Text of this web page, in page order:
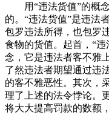
用“违法货值”的概念
的。“违法货值”是违法
包罗违法所得，也包罗
食物的货值。起首，“
念，它是违法者客不雅
了然违法者期望通过违
的客不雅恶性。其次，
理了上述的法令悖论。
将大大提高罚款的数额